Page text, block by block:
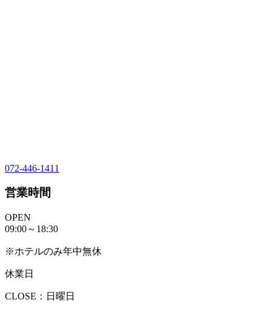
072-446-1411
営業時間
OPEN
09:00～18:30
※ホテルのみ年中無休
休業日
CLOSE：日曜日